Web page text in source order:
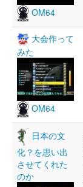
OM64
大会作って
みた
OM64
日本の文
化？を思い出
させてくれた
のか